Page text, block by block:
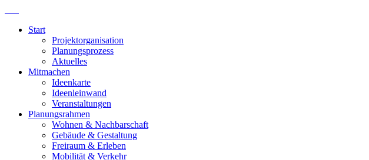
Start
Projektorganisation
Planungsprozess
Aktuelles
Mitmachen
Ideenkarte
Ideenleinwand
Veranstaltungen
Planungsrahmen
Wohnen & Nachbarschaft
Gebäude & Gestaltung
Freiraum & Erleben
Mobilität & Verkehr